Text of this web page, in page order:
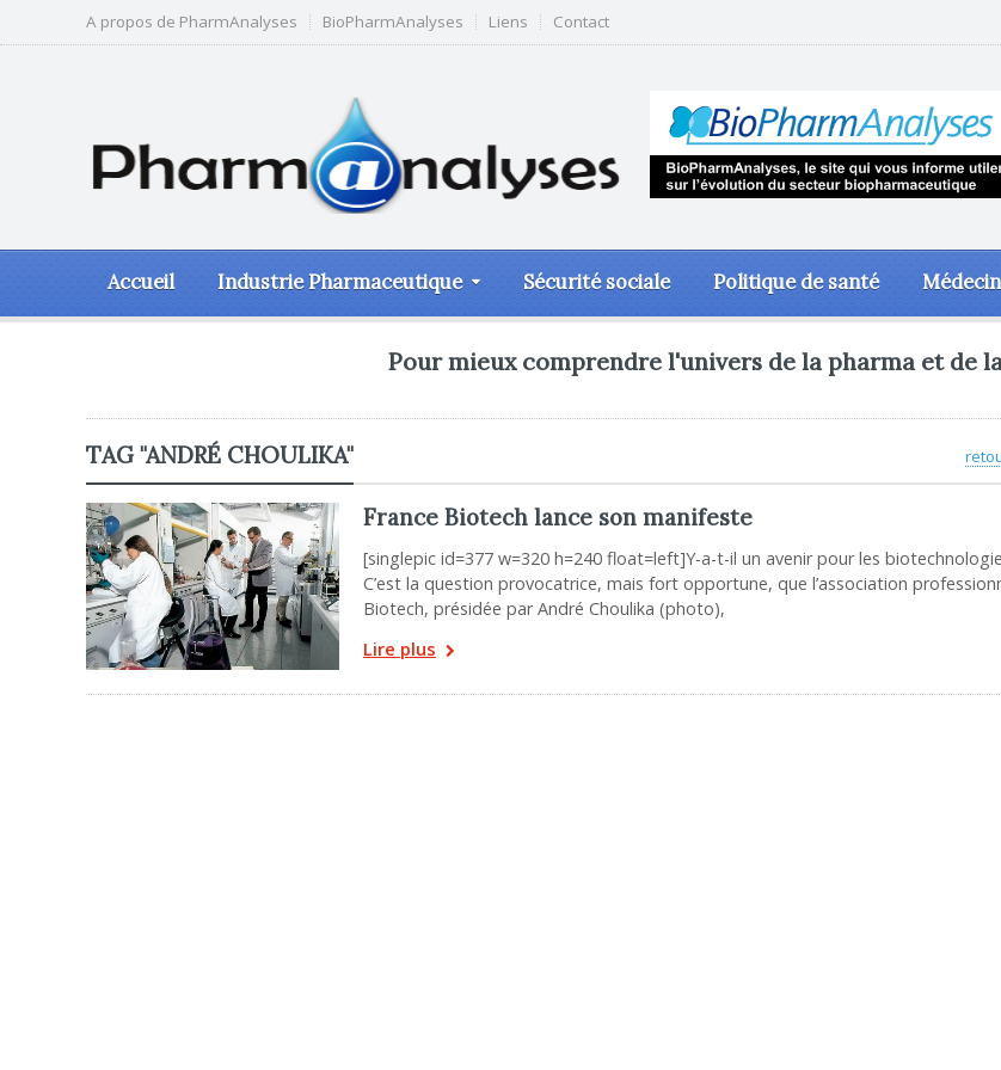
A propos de PharmAnalyses BioPharmAnalyses Liens Contact
Accueil Industrie Pharmaceutique Sécurité sociale Politique de santé
Pour mieux comprendre l'univers de la pharma et de
TAG "ANDRÉ CHOULIKA"
France Biotech lance son manifeste
[singlepic id=377 w=320 h=240 float=left]Y-a-t-il un avenir pour les
C’est la question provocatrice, mais fort opportune, que l’association
Biotech, présidée par André Choulika (photo),
Lire plus